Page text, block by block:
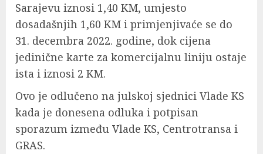
Sarajevu iznosi 1,40 KM, umjesto
dosadašnjih 1,60 KM i primjenjivaće se do
31. decembra 2022. godine, dok cijena
jedinične karte za komercijalnu liniju ostaje
ista i iznosi 2 KM.
Ovo je odlučeno na julskoj sjednici Vlade KS
kada je donesena odluka i potpisan
sporazum između Vlade KS, Centrotransa i
GRAS.